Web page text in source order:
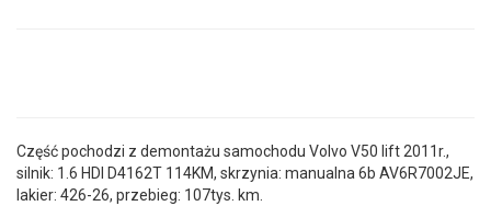
Część pochodzi z demontażu samochodu Volvo V50 lift 2011r.,
silnik: 1.6 HDI D4162T 114KM, skrzynia: manualna 6b AV6R7002JE,
lakier: 426-26, przebieg: 107tys. km.